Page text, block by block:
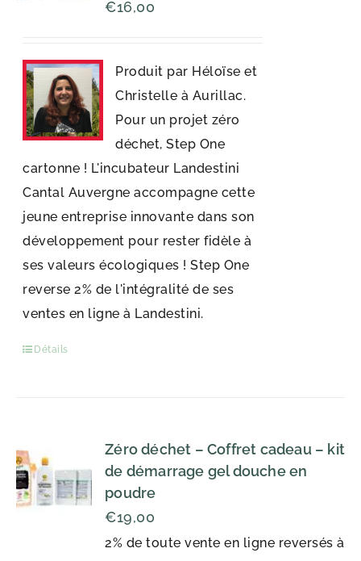
€16,00
Produit par Héloïse et
Christelle à Aurillac.
Pour un projet zéro
déchet, Step One
cartonne ! L'incubateur Landestini
Cantal Auvergne accompagne cette
jeune entreprise innovante dans son
développement pour rester fidèle à
ses valeurs écologiques ! Step One
reverse 2% de l'intégralité de ses
ventes en ligne à Landestini.
Détails
Zéro déchet – Coffret cadeau – kit
de démarrage gel douche en
poudre
2% de toute vente en ligne reversés à
€19,00